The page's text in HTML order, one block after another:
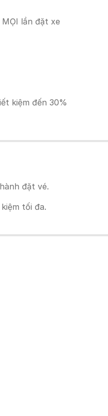
lần đặt xe
kiệm đến 30%
đặt vé.
tối đa.